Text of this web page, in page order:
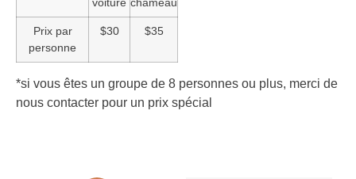
Prix par
personne
$30 $35
*si vous êtes un groupe de 8 personnes ou plus, merci de
nous contacter pour un prix spécial